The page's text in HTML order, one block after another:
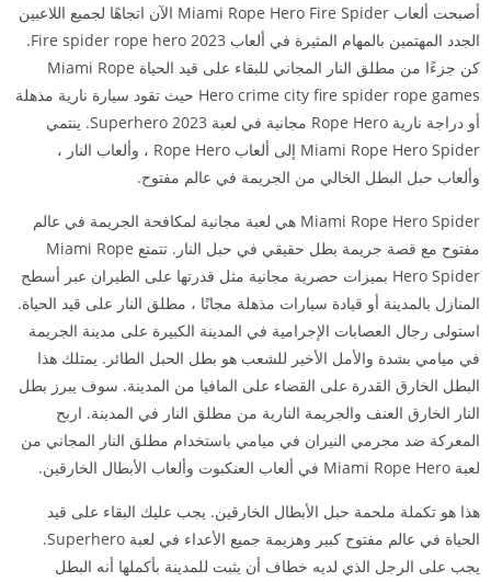
أصبحت ألعاب Miami Rope Hero Fire Spider الآن اتجاهًا لجميع اللاعبين
الجدد المهتمين بالمهام المثيرة في ألعاب Fire spider rope hero 2023.
كن جزءًا من مطلق النار المجاني للبقاء على قيد الحياة Miami Rope
Hero crime city fire spider rope games حيث تقود سيارة نارية مذهلة
أو دراجة نارية Rope Hero مجانية في لعبة Superhero 2023. ينتمي
Miami Rope Hero Spider إلى ألعاب Rope Hero ، وألعاب النار ،
وألعاب حبل البطل الخالي من الجريمة في عالم مفتوح.
Miami Rope Hero Spider هي لعبة مجانية لمكافحة الجريمة في عالم
مفتوح مع قصة جريمة بطل حقيقي في حبل النار. تتمتع Miami Rope
Hero Spider بميزات حصرية مجانية مثل قدرتها على الطيران عبر أسطح
المنازل بالمدينة أو قيادة سيارات مذهلة مجانًا ، مطلق النار على قيد الحياة.
استولى رجال العصابات الإجرامية في المدينة الكبيرة على مدينة الجريمة
في ميامي بشدة والأمل الأخير للشعب هو بطل الحبل الطائر. يمتلك هذا
البطل الخارق القدرة على القضاء على المافيا من المدينة. سوف يبرز بطل
النار الخارق العنف والجريمة النارية من مطلق النار في المدينة. اربح
المعركة ضد مجرمي النيران في ميامي باستخدام مطلق النار المجاني من
لعبة Miami Rope Hero في ألعاب العنكبوت وألعاب الأبطال الخارقين.
هذا هو تكملة ملحمة حبل الأبطال الخارقين. يجب عليك البقاء على قيد
الحياة في عالم مفتوح كبير وهزيمة جميع الأعداء في لعبة Superhero.
يجب على الرجل الذي لديه خطاف أن يثبت للمدينة بأكملها أنه البطل